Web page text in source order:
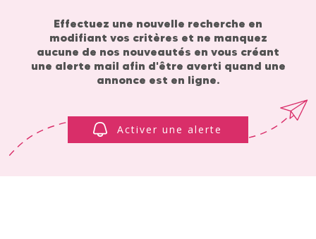
Effectuez une nouvelle recherche en
modifiant vos critères et ne manquez
aucune de nos nouveautés en vous créant
une alerte mail afin d'être averti quand une
annonce est en ligne.
Activer une alerte